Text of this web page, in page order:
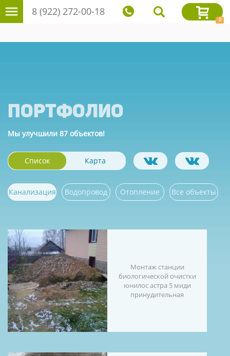
8 (922) 272-00-18
0
Портфолио
Мы улучшили 87 объектов!
Список Карта
Канализация Водопровод Отопление Все объекты
Монтаж станции
биологической очистки
юнилос астра 5 миди
принудительная